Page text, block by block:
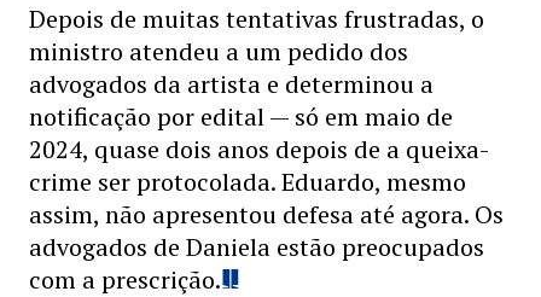
Depois de muitas tentativas frustradas, o
ministro atendeu a um pedido dos
advogados da artista e determinou a
notificação por edital — só em maio de
2024, quase dois anos depois de a queixa-
crime ser protocolada. Eduardo, mesmo
assim, não apresentou defesa até agora. Os
advogados de Daniela estão preocupados
com a prescrição.